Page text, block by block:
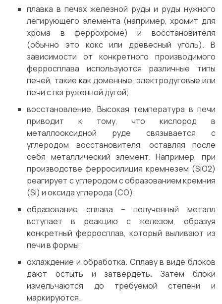
плавка в печах железной руды и руды нужного
легирующего элемента (например, хромит для
хрома в феррохроме) и восстановителя
(обычно это кокс или древесный уголь). В
зависимости от конкретного производимого
ферросплава используются различные типы
печей, такие как доменные, электродуговые или
печи с погруженной дугой;
восстановление. Высокая температура в печи
приводит к тому, что кислород в
металлооксидной руде связывается с
углеродом восстановителя, оставляя после
себя металлический элемент. Например, при
производстве ферросилиция кремнезем (SiO2)
реагирует с углеродом с образованием кремния
(Si) и оксида углерода (CO);
образование сплава – полученный металл
вступает в реакцию с железом, образуя
конкретный ферросплав, который выливают из
печи в формы;
охлаждение и обработка. Сплаву в виде блоков
дают остыть и затвердеть. Затем блоки
измельчаются до требуемой степени и
маркируются.